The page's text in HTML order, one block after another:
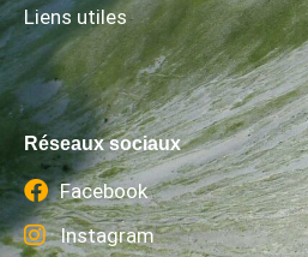
Liens utiles
Réseaux sociaux
Facebook
Instagram